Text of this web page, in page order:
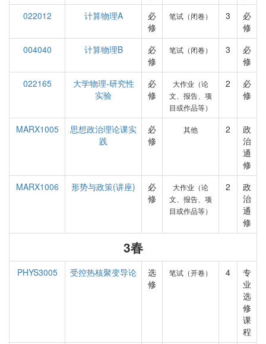
022012
计算物理A
必
修
笔试（闭卷） 3
必
修
004040
计算物理B
必
修
笔试（闭卷） 3
必
修
022165
大学物理-研究性
实验
必
修
大作业（论
文、报告、项
目或作品等）
2
必
修
MARX1005
思想政治理论课实
践
必
修
其他 2
政
治
通
修
MARX1006
形势与政策(讲座)
必
修
大作业（论
文、报告、项
目或作品等）
2
政
治
通
修
3春
PHYS3005 受控热核聚变导论
选
修
笔试（开卷） 4
专
业
选
修
课
程